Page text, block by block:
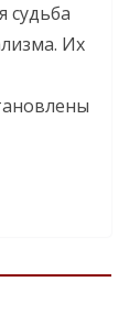
судьба
Их